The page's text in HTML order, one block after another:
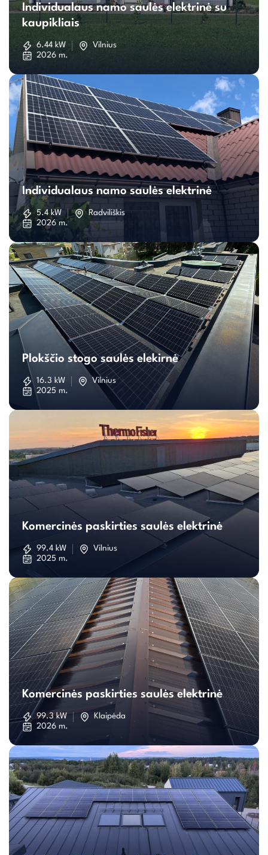
namo
saulės
kaupikliais
Individualaus namo saulės elektrinė su
kaupikliais
6.44 kW
Vilnius
2026 m.
Individualaus
namo
saulės
Individualaus namo saulės elektrinė
5.4 kW
Radviliškis
2026 m.
Plokščio
stogo
saulės
elekirnė
Plokščio stogo saulės elekirnė
16.3 kW
Vilnius
2025 m.
Komercinės
paskirties
saulės
elektrinė
Komercinės paskirties saulės elektrinė
99.4 kW
Vilnius
2025 m.
Komercinės
paskirties
saulės
Komercinės paskirties saulės elektrinė
99.3 kW
Klaipėda
2026 m.
Saulės